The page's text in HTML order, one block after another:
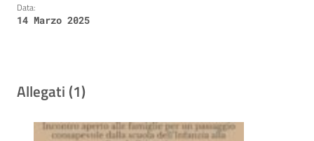
Data:
14 Marzo 2025
Allegati (1)